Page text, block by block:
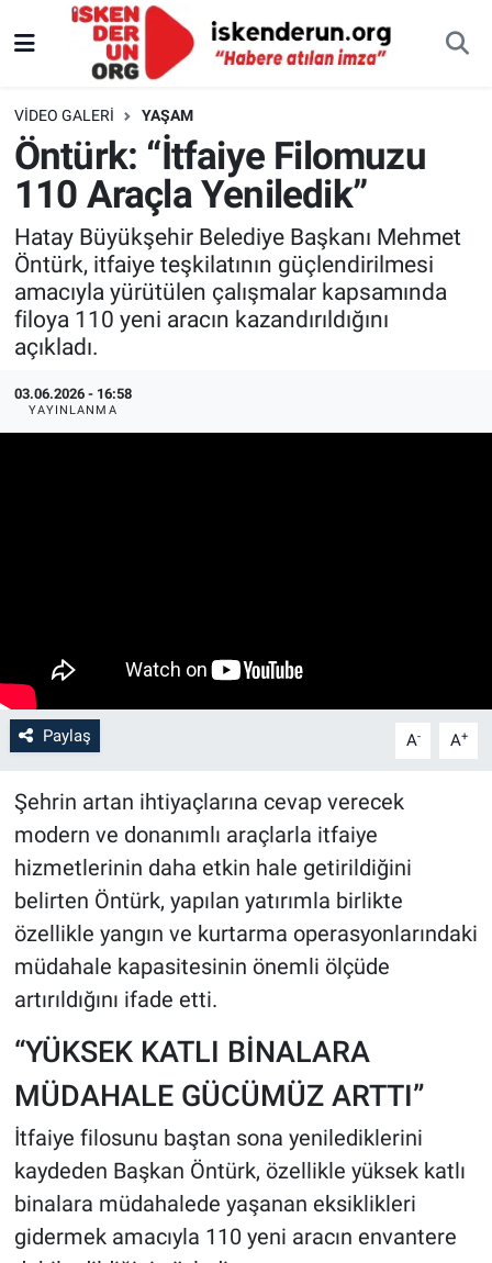
VIDEO GALERI YAŞAM
Öntürk: “İtfaiye Filomuzu
110 Araçla Yeniledik”
Hatay Büyükşehir Belediye Başkanı Mehmet
Öntürk, itfaiye teşkilatının güçlendirilmesi
amacıyla yürütülen çalışmalar kapsamında
filoya 110 yeni aracın kazandırıldığını
açıkladı.
03.06.2026 - 16:58
YAYINLANMA
Paylaş A- A+
Şehrin artan ihtiyaçlarına cevap verecek
modern ve donanımlı araçlarla itfaiye
hizmetlerinin daha etkin hale getirildiğini
belirten Öntürk, yapılan yatırımla birlikte
özellikle yangın ve kurtarma operasyonlarındaki
müdahale kapasitesinin önemli ölçüde
artırıldığını ifade etti.
“YÜKSEK KATLI BİNALARA
MÜDAHALE GÜCÜMÜZ ARTTI”
İtfaiye filosunu baştan sona yenilediklerini
kaydeden Başkan Öntürk, özellikle yüksek katlı
binalara müdahalede yaşanan eksiklikleri
gidermek amacıyla 110 yeni aracın envantere